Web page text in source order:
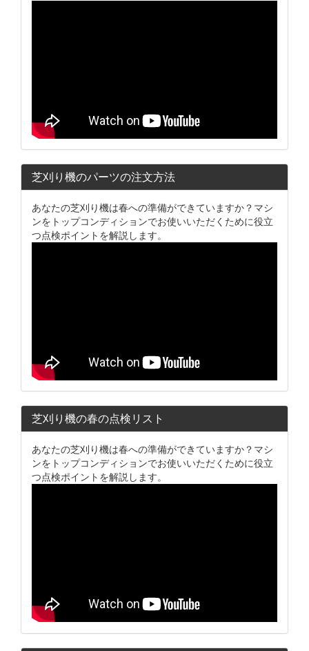
芝刈り機のパーツの注文方法
あなたの芝刈り機は春への準備ができていますか？マシ
ンをトップコンディションでお使いいただくために役立
つ点検ポイントを解説します。
芝刈り機の春の点検リスト
あなたの芝刈り機は春への準備ができていますか？マシ
ンをトップコンディションでお使いいただくために役立
つ点検ポイントを解説します。